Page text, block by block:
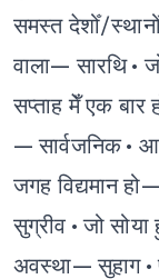
समस्त देशोँ/
वाला— सारथि •
सप्ताह मेँ एक बार
— सार्वजनिक •
जगह विद्यमान हो—
सुग्रीव • जो
अवस्था— सुहाग